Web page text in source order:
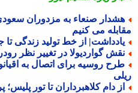
صنعاء به مزدوران سعودی:
می کنیم
از خط تولید زندگی تا جاده
گواردیولا در تغییر نظر رودری
روسیه برای اتصال به
دام کلاهبرداران تا تور پلیس؛